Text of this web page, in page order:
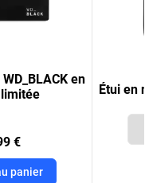
en
€
panier
Étui en